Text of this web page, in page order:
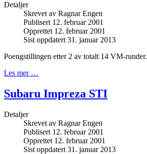
Detaljer
Skrevet av Ragnar Engen
Publisert 12. februar 2001
Opprettet 12. februar 2001
Sist oppdatert 31. januar 2013
Poengstillingen etter 2 av totalt 14 VM-runder.
Les mer …
Subaru Impreza STI
Detaljer
Skrevet av Ragnar Engen
Publisert 12. februar 2001
Opprettet 12. februar 2001
Sist oppdatert 31. januar 2013